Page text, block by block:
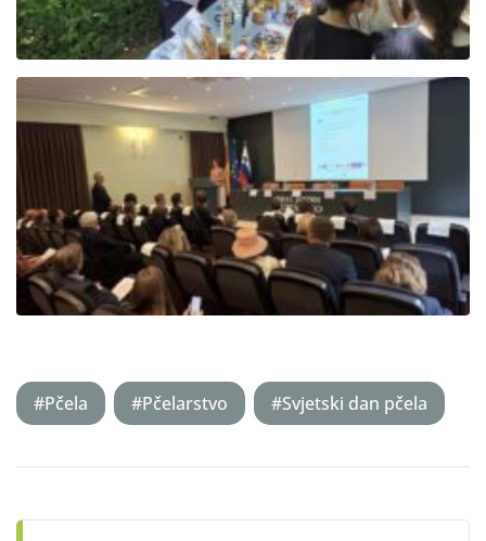
#Pčela #Pčelarstvo #Svjetski dan pčela
navigation